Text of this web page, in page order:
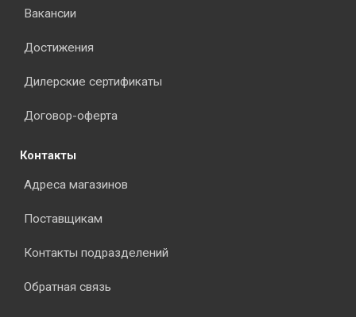
Вакансии
Достижения
Дилерские сертификаты
Договор-оферта
Контакты
Адреса магазинов
Поставщикам
Контакты подразделений
Обратная связь